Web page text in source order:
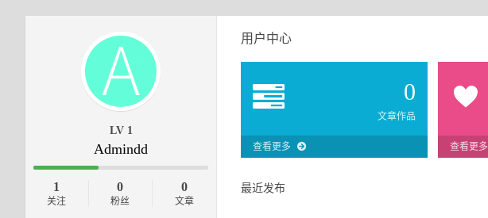
LV 1
Admindd
1
关注
0
粉丝
0
文章
用户中心
0
文章作品
查看更多 查看更多
最近发布